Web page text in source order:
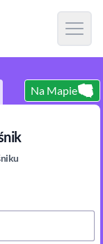
Open
Na Mapie